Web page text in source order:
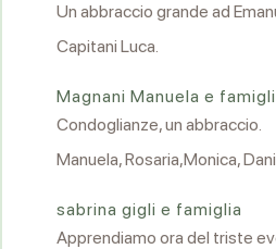
Un abbraccio grande ad
Capitani Luca.
Magnani Manuela e
Condoglianze, un abbraccio.
Manuela, Rosaria,Monica,
sabrina gigli e famiglia
Apprendiamo ora del triste